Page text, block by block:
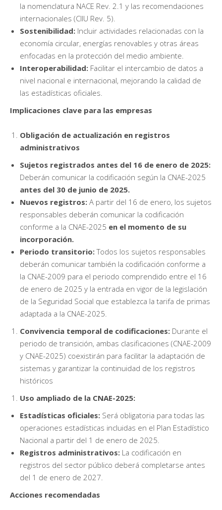
la nomenclatura NACE Rev. 2.1 y las recomendaciones
internacionales (CIIU Rev. 5).
Sostenibilidad: Incluir actividades relacionadas con la
economía circular, energías renovables y otras áreas
enfocadas en la protección del medio ambiente.
Interoperabilidad: Facilitar el intercambio de datos a
nivel nacional e internacional, mejorando la calidad de
las estadísticas oficiales.
Implicaciones clave para las empresas
Obligación de actualización en registros
administrativos
Sujetos registrados antes del 16 de enero de 2025:
Deberán comunicar la codificación según la CNAE-2025
antes del 30 de junio de 2025.
Nuevos registros: A partir del 16 de enero, los sujetos
responsables deberán comunicar la codificación
conforme a la CNAE-2025 en el momento de su
incorporación.
Periodo transitorio:Todos los sujetos responsables
deberán comunicar también la codificación conforme a
la CNAE-2009 para el periodo comprendido entre el 16
de enero de 2025 y la entrada en vigor de la legislación
de la Seguridad Social que establezca la tarifa de primas
adaptada a la CNAE-2025.
Convivencia temporal de codificaciones: Durante el
periodo de transición, ambas clasificaciones (CNAE-2009
y CNAE-2025) coexistirán para facilitar la adaptación de
sistemas y garantizar la continuidad de los registros
históricos
Uso ampliado de la CNAE-2025:
Estadísticas oficiales: Será obligatoria para todas las
operaciones estadísticas incluidas en el Plan Estadístico
Nacional a partir del 1 de enero de 2025.
Registros administrativos: La codificación en
registros del sector público deberá completarse antes
del 1 de enero de 2027.
Acciones recomendadas